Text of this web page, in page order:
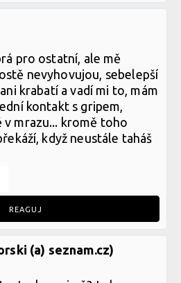
pro ostatní, ale mě
nevyhovujou, sebelepší
krabatí a vadí mi to, mám
kontakt s gripem,
v mrazu... kromě toho
když neustále taháš
REAGUJ
(a) seznam.cz)